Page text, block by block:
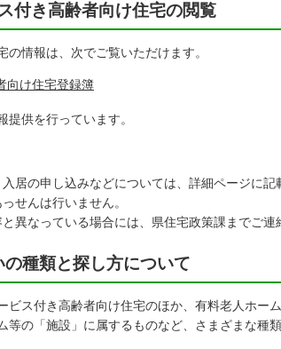
付き高齢者向け住宅の閲覧
情報は、次でご覧いただけます。
向け住宅登録簿
供を行っています。
居の申し込みなどについては、詳細ページに記
せんは行いません。
異なっている場合には、県住宅政策課までご連
種類と探し方について
ス付き高齢者向け住宅のほか、有料老人ホー
等の「施設」に属するものなど、さまざまな種類